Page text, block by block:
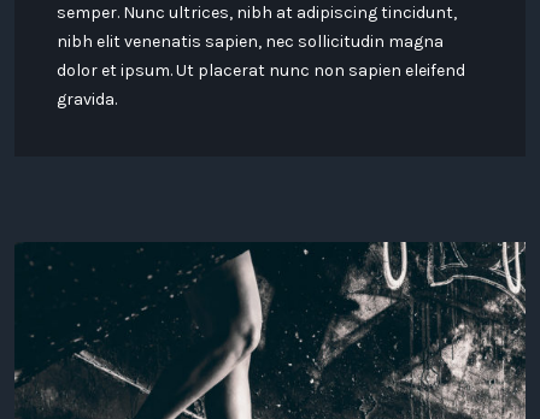
semper. Nunc ultrices, nibh at adipiscing tincidunt,
nibh elit venenatis sapien, nec sollicitudin magna
dolor et ipsum. Ut placerat nunc non sapien eleifend
gravida.